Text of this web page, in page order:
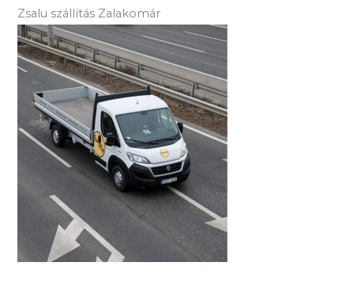
Zsalu szállítás Zalakomár